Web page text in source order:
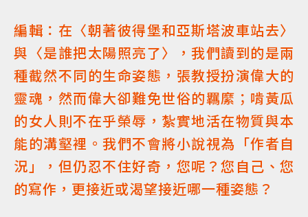
編輯：在〈朝著彼得堡和亞斯塔波車站去〉
與〈是誰把太陽照亮了〉，我們讀到的是兩
種截然不同的生命姿態，張教授扮演偉大的
靈魂，然而偉大卻難免世俗的羈縻；啃黃瓜
的女人則不在乎榮辱，紮實地活在物質與本
能的溝壑裡。我們不會將小說視為「作者自
況」，但仍忍不住好奇，您呢？您自己、您
的寫作，更接近或渴望接近哪一種姿態？